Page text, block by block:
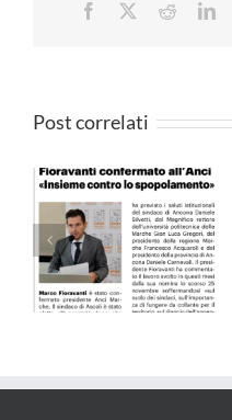
Facebook
Reddit
Post correlati
QN 10.09.24